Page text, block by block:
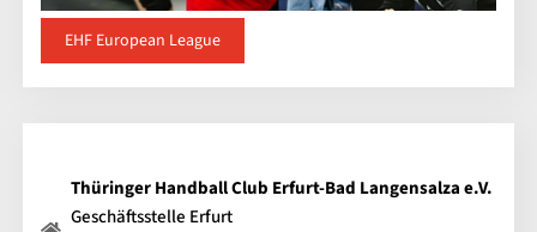
EHF European League
Thüringer Handball Club Erfurt-Bad Langensalza e.V.
Geschäftsstelle Erfurt